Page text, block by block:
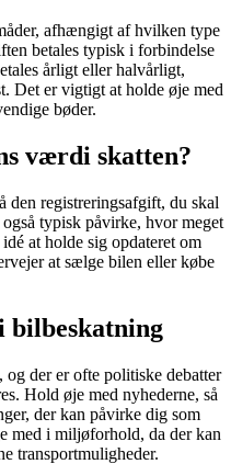
afhængigt af hvilken type
betales typisk i forbindelse
årligt eller halvårligt,
Det er vigtigt at holde øje med
bøder.
værdi skatten?
registreringsafgift, du skal
typisk påvirke, hvor meget
at holde sig opdateret om
at sælge bilen eller købe
der er ofte politiske debatter
Hold øje med nyhederne, så
der kan påvirke dig som
med i miljøforhold, da der kan
transportmuligheder.